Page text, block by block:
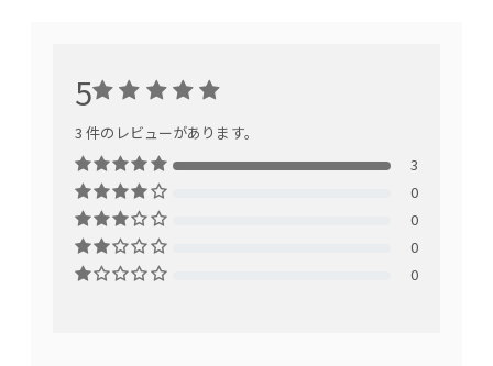
5
3 件のレビューがあります。
3
0
0
0
0